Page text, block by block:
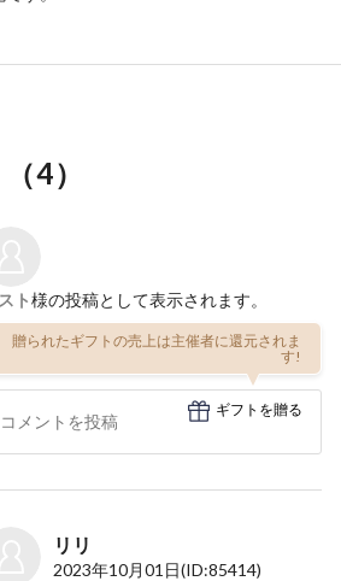
4）
ト様の投稿として表示されます。
贈られたギフトの売上は主催者に還元されま
す!
ギフトを贈る
リリ
2023年10月01日(ID:85414)